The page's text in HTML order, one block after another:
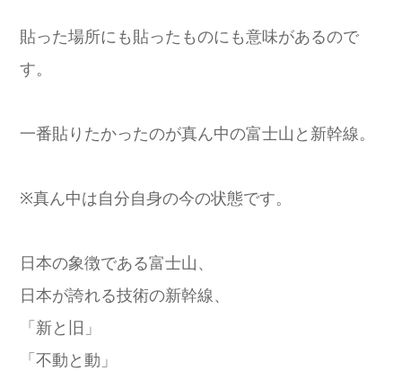
貼った場所にも貼ったものにも意味があるので
す。
一番貼りたかったのが真ん中の富士山と新幹線。
※真ん中は自分自身の今の状態です。
日本の象徴である富士山、
日本が誇れる技術の新幹線、
「新と旧」
「不動と動」